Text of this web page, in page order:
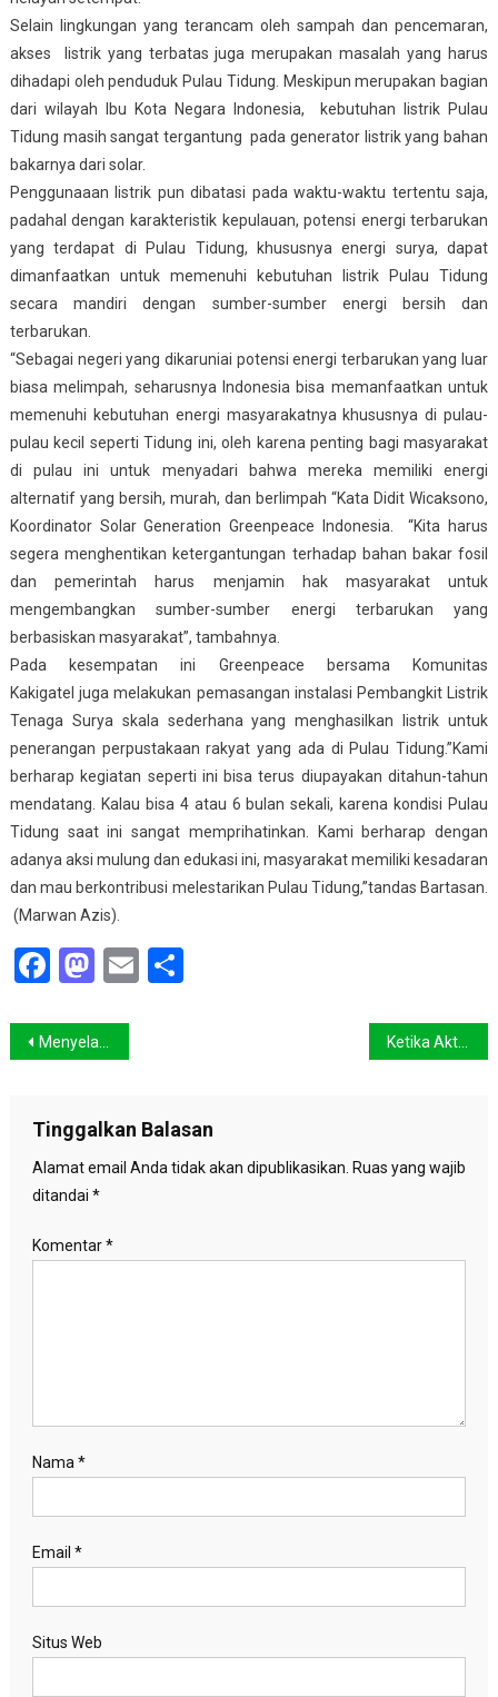
Selain lingkungan yang terancam oleh sampah dan pencemaran,
akses listrik yang terbatas juga merupakan masalah yang harus
dihadapi oleh penduduk Pulau Tidung. Meskipun merupakan bagian
dari wilayah Ibu Kota Negara Indonesia, kebutuhan listrik Pulau
Tidung masih sangat tergantung pada generator listrik yang bahan
bakarnya dari solar.
Penggunaaan listrik pun dibatasi pada waktu-waktu tertentu saja,
padahal dengan karakteristik kepulauan, potensi energi terbarukan
yang terdapat di Pulau Tidung, khususnya energi surya, dapat
dimanfaatkan untuk memenuhi kebutuhan listrik Pulau Tidung
secara mandiri dengan sumber-sumber energi bersih dan
terbarukan.
“Sebagai negeri yang dikaruniai potensi energi terbarukan yang luar
biasa melimpah, seharusnya Indonesia bisa memanfaatkan untuk
memenuhi kebutuhan energi masyarakatnya khususnya di pulau-
pulau kecil seperti Tidung ini, oleh karena penting bagi masyarakat
di pulau ini untuk menyadari bahwa mereka memiliki energi
alternatif yang bersih, murah, dan berlimpah “Kata Didit Wicaksono,
Koordinator Solar Generation Greenpeace Indonesia. “Kita harus
segera menghentikan ketergantungan terhadap bahan bakar fosil
dan pemerintah harus menjamin hak masyarakat untuk
mengembangkan sumber-sumber energi terbarukan yang
berbasiskan masyarakat”, tambahnya.
Pada kesempatan ini Greenpeace bersama Komunitas
Kakigatel juga melakukan pemasangan instalasi Pembangkit Listrik
Tenaga Surya skala sederhana yang menghasilkan listrik untuk
penerangan perpustakaan rakyat yang ada di Pulau Tidung.”Kami
berharap kegiatan seperti ini bisa terus diupayakan ditahun-tahun
mendatang. Kalau bisa 4 atau 6 bulan sekali, karena kondisi Pulau
Tidung saat ini sangat memprihatinkan. Kami berharap dengan
adanya aksi mulung dan edukasi ini, masyarakat memiliki kesadaran
dan mau berkontribusi melestarikan Pulau Tidung,”tandas Bartasan.
(Marwan Azis).
Facebook
Mastodon
EmailShare
Navigasi
Menyelami Keindahan Bawah Laut Pulau Tidung Ketika Aktivis Menjadi “Mata Harimau”
Tinggalkan Balasan
Alamat email Anda tidak akan dipublikasikan. Ruas yang wajib
ditandai *
Komentar*
Nama *
Email *
Situs Web